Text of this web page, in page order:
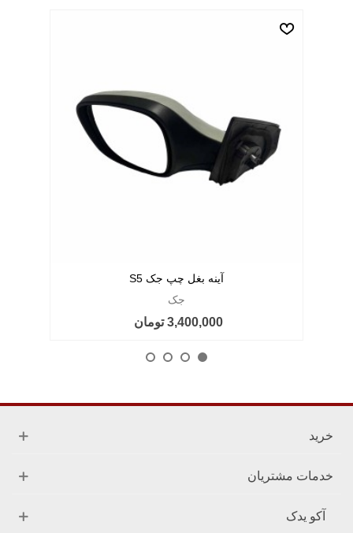
آینه بغل چپ جک S5
جک
3,400,000 تومان
خرید
خدمات مشتریان
آکو یدک